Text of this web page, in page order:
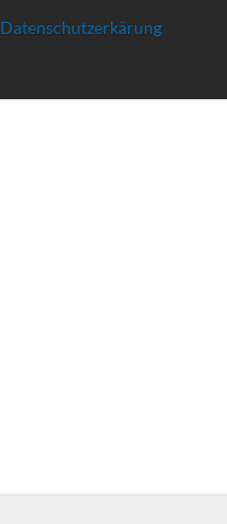
Datenschutzerkärung